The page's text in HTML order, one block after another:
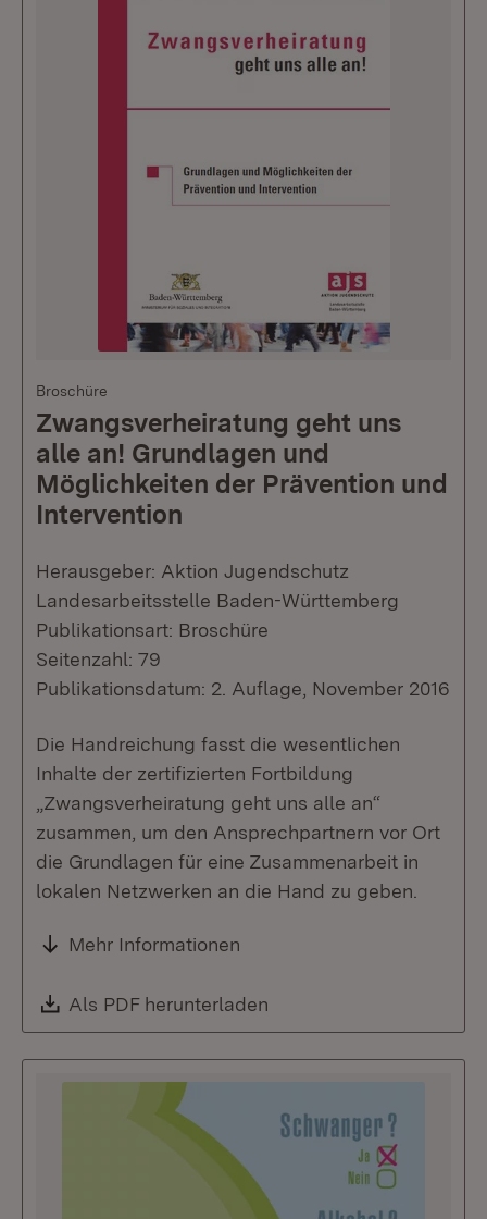
Broschüre
Zwangsverheiratung geht uns
alle an! Grundlagen und
Möglichkeiten der Prävention und
Intervention
Herausgeber: Aktion Jugendschutz
Landesarbeitsstelle Baden-Württemberg
Publikationsart: Broschüre
Seitenzahl: 79
Publikationsdatum: 2. Auflage, November 2016
Die Handreichung fasst die wesentlichen
Inhalte der zertifizierten Fortbildung
„Zwangsverheiratung geht uns alle an“
zusammen, um den Ansprechpartnern vor Ort
die Grundlagen für eine Zusammenarbeit in
lokalen Netzwerken an die Hand zu geben.
Mehr Informationen
Download:
Als PDF herunterladen